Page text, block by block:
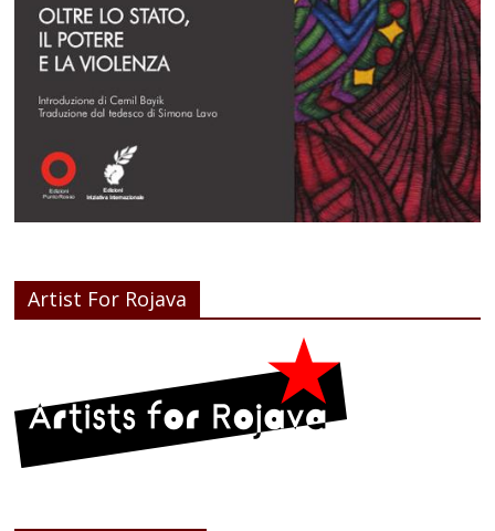
Artist For Rojava